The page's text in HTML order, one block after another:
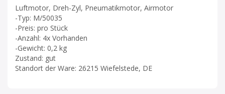
Luftmotor, Dreh-Zyl, Pneumatikmotor, Airmotor
-Typ: M/50035
-Preis: pro Stück
-Anzahl: 4x Vorhanden
-Gewicht: 0,2 kg
Zustand: gut
Standort der Ware: 26215 Wiefelstede, DE